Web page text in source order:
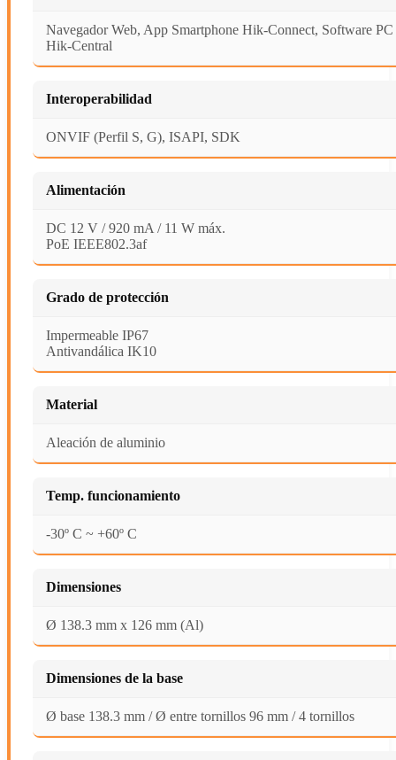
Navegador Web, App Smartphone Hik-Connect, Software
Hik-Central
Interoperabilidad
ONVIF (Perfil S, G), ISAPI, SDK
Alimentación
DC 12 V / 920 mA / 11 W máx.
PoE IEEE802.3af
Grado de protección
Impermeable IP67
Antivandálica IK10
Material
Aleación de aluminio
Temp. funcionamiento
-30º C ~ +60º C
Dimensiones
Ø 138.3 mm x 126 mm (Al)
Dimensiones de la base
Ø base 138.3 mm / Ø entre tornillos 96 mm / 4 tornillos